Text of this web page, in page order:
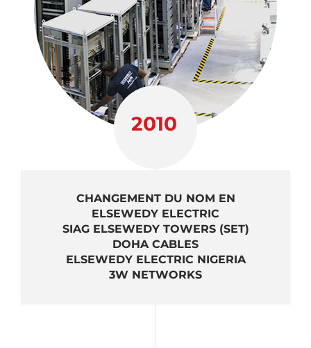
2010
CHANGEMENT DU NOM EN
ELSEWEDY ELECTRIC
SIAG ELSEWEDY TOWERS (SET)
DOHA CABLES
ELSEWEDY ELECTRIC NIGERIA
3W NETWORKS